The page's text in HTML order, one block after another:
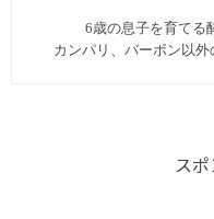
6歳の息子を育てる
カンパリ、バーボン以
ス